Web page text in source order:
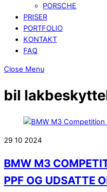
PORSCHE
PRISER
PORTFOLIO
KONTAKT
FAQ
Close Menu
bil
29 10 2024
BMW M3
PPF OG UDSATTE